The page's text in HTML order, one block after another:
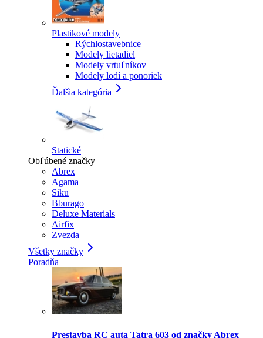
Plastikové modely
Rýchlostavebnice
Modely lietadiel
Modely vrtuľníkov
Modely lodí a ponoriek
Ďalšia kategória
Statické
Obľúbené značky
Abrex
Agama
Siku
Bburago
Deluxe Materials
Airfix
Zvezda
Všetky značky
Poradňa
Prestavba RC auta Tatra 603 od značky Abrex